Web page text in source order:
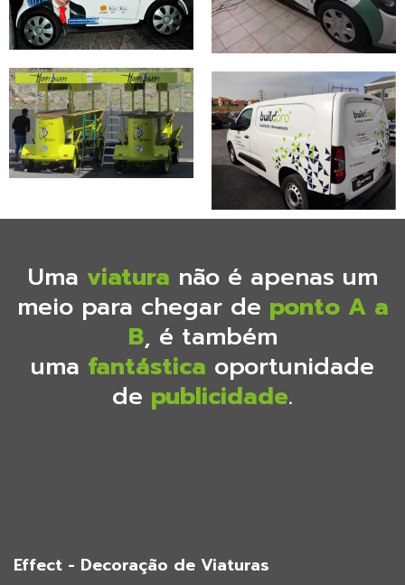
Uma viatura não é apenas um
meio para chegar de ponto A a
B, é também
uma fantástica oportunidade
de publicidade.
Effect - Decoração de Viaturas